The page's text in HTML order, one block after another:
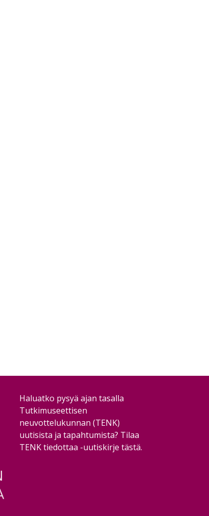
Haluatko pysyä ajan tasalla
Tutkimuseettisen
neuvottelukunnan (TENK)
uutisista ja tapahtumista? Tilaa
TENK tiedottaa -uutiskirje tästä.